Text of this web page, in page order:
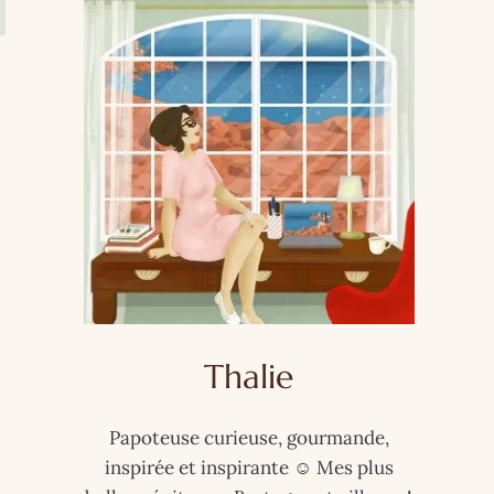
Thalie
Papoteuse curieuse, gourmande,
inspirée et inspirante ☺️ Mes plus